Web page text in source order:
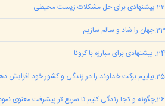
22
.پیشنهادی برای حل مشکلات زیست محیطی
23
.جهان را شاد و سالم سازیم
24
. پیشنهادی برای مبارزه با کرونا
25
.بیاییم برکت خداوند را در زندگی و کشور خود افزایش
26
.چگونه و کجا زندگی کنیم تا سریع تر پیشرفت معنوی